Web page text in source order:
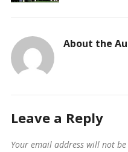
About the
Leave a Reply
Your email address will not